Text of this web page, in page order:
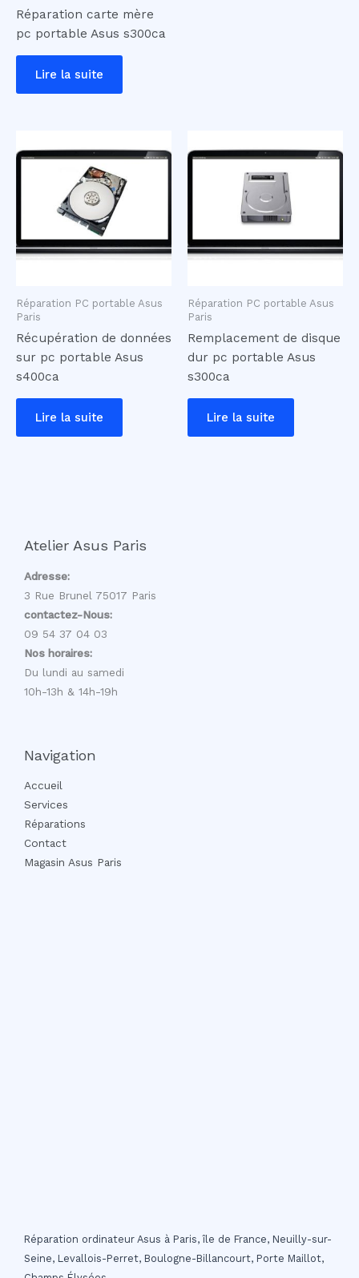
Réparation carte mère
pc portable Asus s300ca
Lire la suite
Réparation PC portable Asus
Paris
Récupération de données
sur pc portable Asus
s400ca
Lire la suite
Réparation PC portable Asus
Paris
Remplacement de disque
dur pc portable Asus
s300ca
Lire la suite
Atelier Asus Paris
Adresse:
3 Rue Brunel 75017 Paris
contactez-Nous:
09 54 37 04 03
Nos horaires:
Du lundi au samedi
10h-13h & 14h-19h
Navigation
Accueil
Services
Réparations
Contact
Magasin Asus Paris
Réparation ordinateur Asus à Paris, île de France, Neuilly-sur-
Seine, Levallois-Perret, Boulogne-Billancourt, Porte Maillot,